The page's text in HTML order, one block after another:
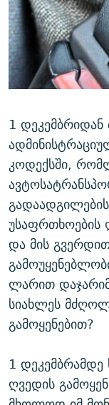
ᲛᲝᲚᲐᲞᲐᲠᲐᲙᲔ
ᲨᲘᲜ - ᲣᲪᲮᲝᲔᲗᲨᲘ
ᲚᲘᲢᲔᲠᲐᲢᲣᲠᲣᲚᲘ
ᲐᲛᲔᲠᲘᲙᲣᲚᲘ
ᲘᲛᲞᲔᲠᲘᲐ ᲓᲐ
ᲩᲔᲛᲘ ᲡᲘᲙᲕᲓᲘᲚᲘᲡ
11 ᲬᲔᲚᲘ - 11
ᲡᲐᲞᲐᲠᲚᲐᲛᲔᲜᲢᲝ
ᲑᲐᲕᲨᲕᲔᲑᲘ
5 ᲐᲛᲑᲐᲕᲘ - 20
ᲐᲒᲕᲘᲡᲢᲝᲡ ᲝᲛᲘ
ПРИВЕТ
ᲒᲐᲛᲝᲘᲬᲔᲠᲔ
1
კოდექსში,
უსაფრთხოების
და მის
ლარით
სიახლეს
გამოყენებით?
1
ღვედის